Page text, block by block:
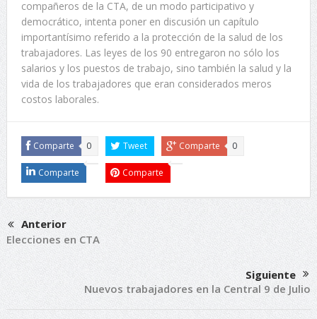
compañeros de la CTA, de un modo participativo y
democrático, intenta poner en discusión un capítulo
importantísimo referido a la protección de la salud de los
trabajadores. Las leyes de los 90 entregaron no sólo los
salarios y los puestos de trabajo, sino también la salud y la
vida de los trabajadores que eran considerados meros
costos laborales.
Comparte 0 Tweet Comparte 0
Comparte Comparte
Anterior
Elecciones en CTA
Siguiente
Nuevos trabajadores en la Central 9 de Julio